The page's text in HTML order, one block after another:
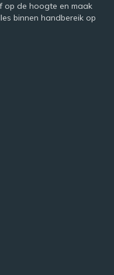
op de hoogte en maak
binnen handbereik op